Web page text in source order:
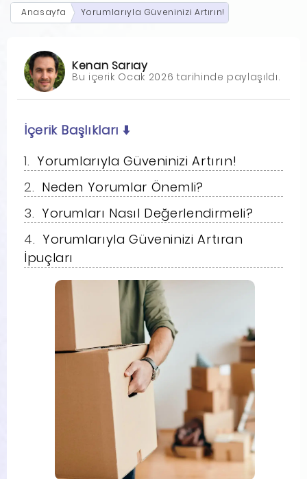
Anasayfa
Yorumlarıyla Güveninizi Artırın!
Kenan Sarıay
Bu içerik Ocak 2026 tarihinde paylaşıldı.
İçerik Başlıkları ⬇️
Yorumlarıyla Güveninizi Artırın!
Neden Yorumlar Önemli?
Yorumları Nasıl Değerlendirmeli?
Yorumlarıyla Güveninizi Artıran
İpuçları